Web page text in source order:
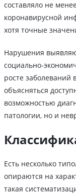
составляло не
коронавирусной
хотя точные
Нарушения
социально-
росте заболеваний
объясняться
возможностью
патологии, но и
Есть несколько
опираются на
такая